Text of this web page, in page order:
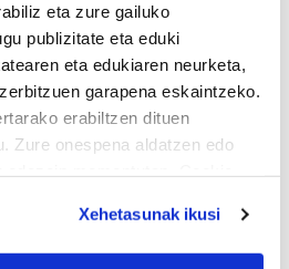
eta zure gailuko
publizitate eta eduki
eta edukiaren neurketa,
garapena eskaintzeko.
erabiltzen dituen
Zure onespena aldatzen edo
like to:
Xehetasunak ikusi